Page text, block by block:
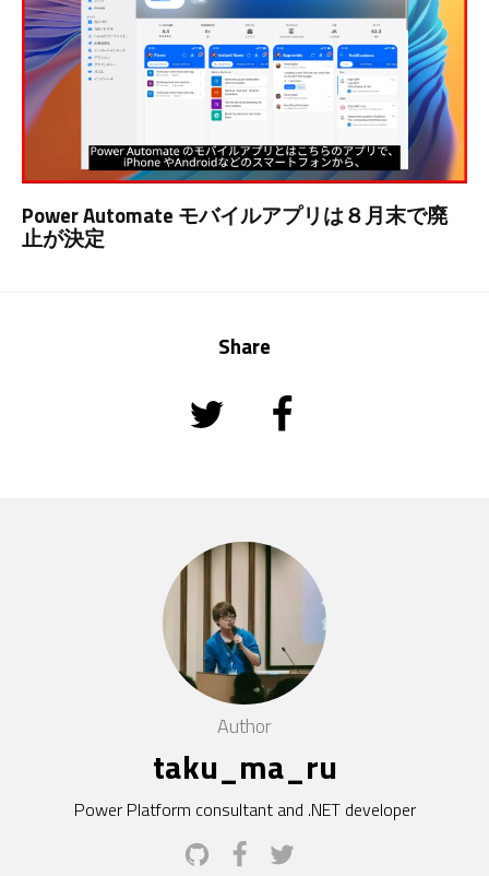
Power Automate モバイルアプリは８月末で廃
止が決定
Share
Author
taku_ma_ru
Power Platform consultant and .NET developer